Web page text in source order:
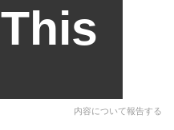
This
内容について報告する